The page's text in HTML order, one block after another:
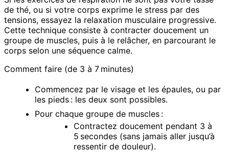
de thé, ou si votre corps exprime le stress par des
tensions, essayez la relaxation musculaire progressive.
Cette technique consiste à contracter doucement un
groupe de muscles, puis à le relâcher, en parcourant le
corps selon une séquence calme.
Comment faire (de 3 à 7 minutes)
Commencez par le visage et les épaules, ou par
les pieds : les deux sont possibles.
Pour chaque groupe de muscles :
Contractez doucement pendant 3 à
5 secondes (sans jamais aller jusqu’à
ressentir de douleur).